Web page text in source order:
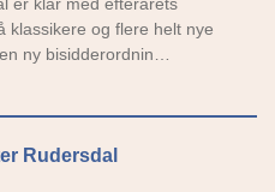
og flere helt nye
ny bisidderordnin…
Rudersdal